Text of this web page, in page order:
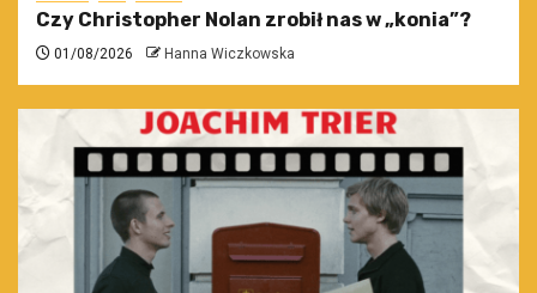
Czy Christopher Nolan zrobił nas w „konia”?
01/08/2026 Hanna Wiczkowska